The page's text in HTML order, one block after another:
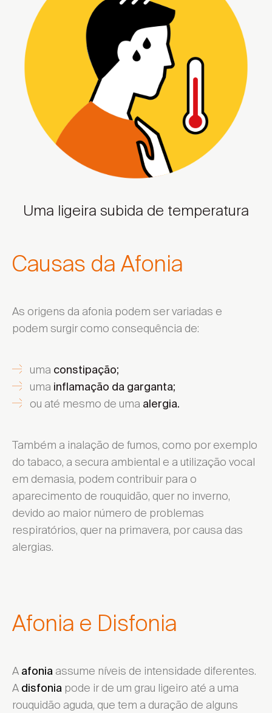
Uma ligeira subida de temperatura
Causas da Afonia
As origens da afonia podem ser variadas e
podem surgir como consequência de:
uma constipação;
uma inflamação da garganta;
ou até mesmo de uma alergia.
Também a inalação de fumos, como por exemplo
do tabaco, a secura ambiental e a utilização vocal
em demasia, podem contribuir para o
aparecimento de rouquidão, quer no inverno,
devido ao maior número de problemas
respiratórios, quer na primavera, por causa das
alergias.
Afonia e Disfonia
A afonia assume níveis de intensidade diferentes.
A disfonia pode ir de um grau ligeiro até a uma
rouquidão aguda, que tem a duração de alguns